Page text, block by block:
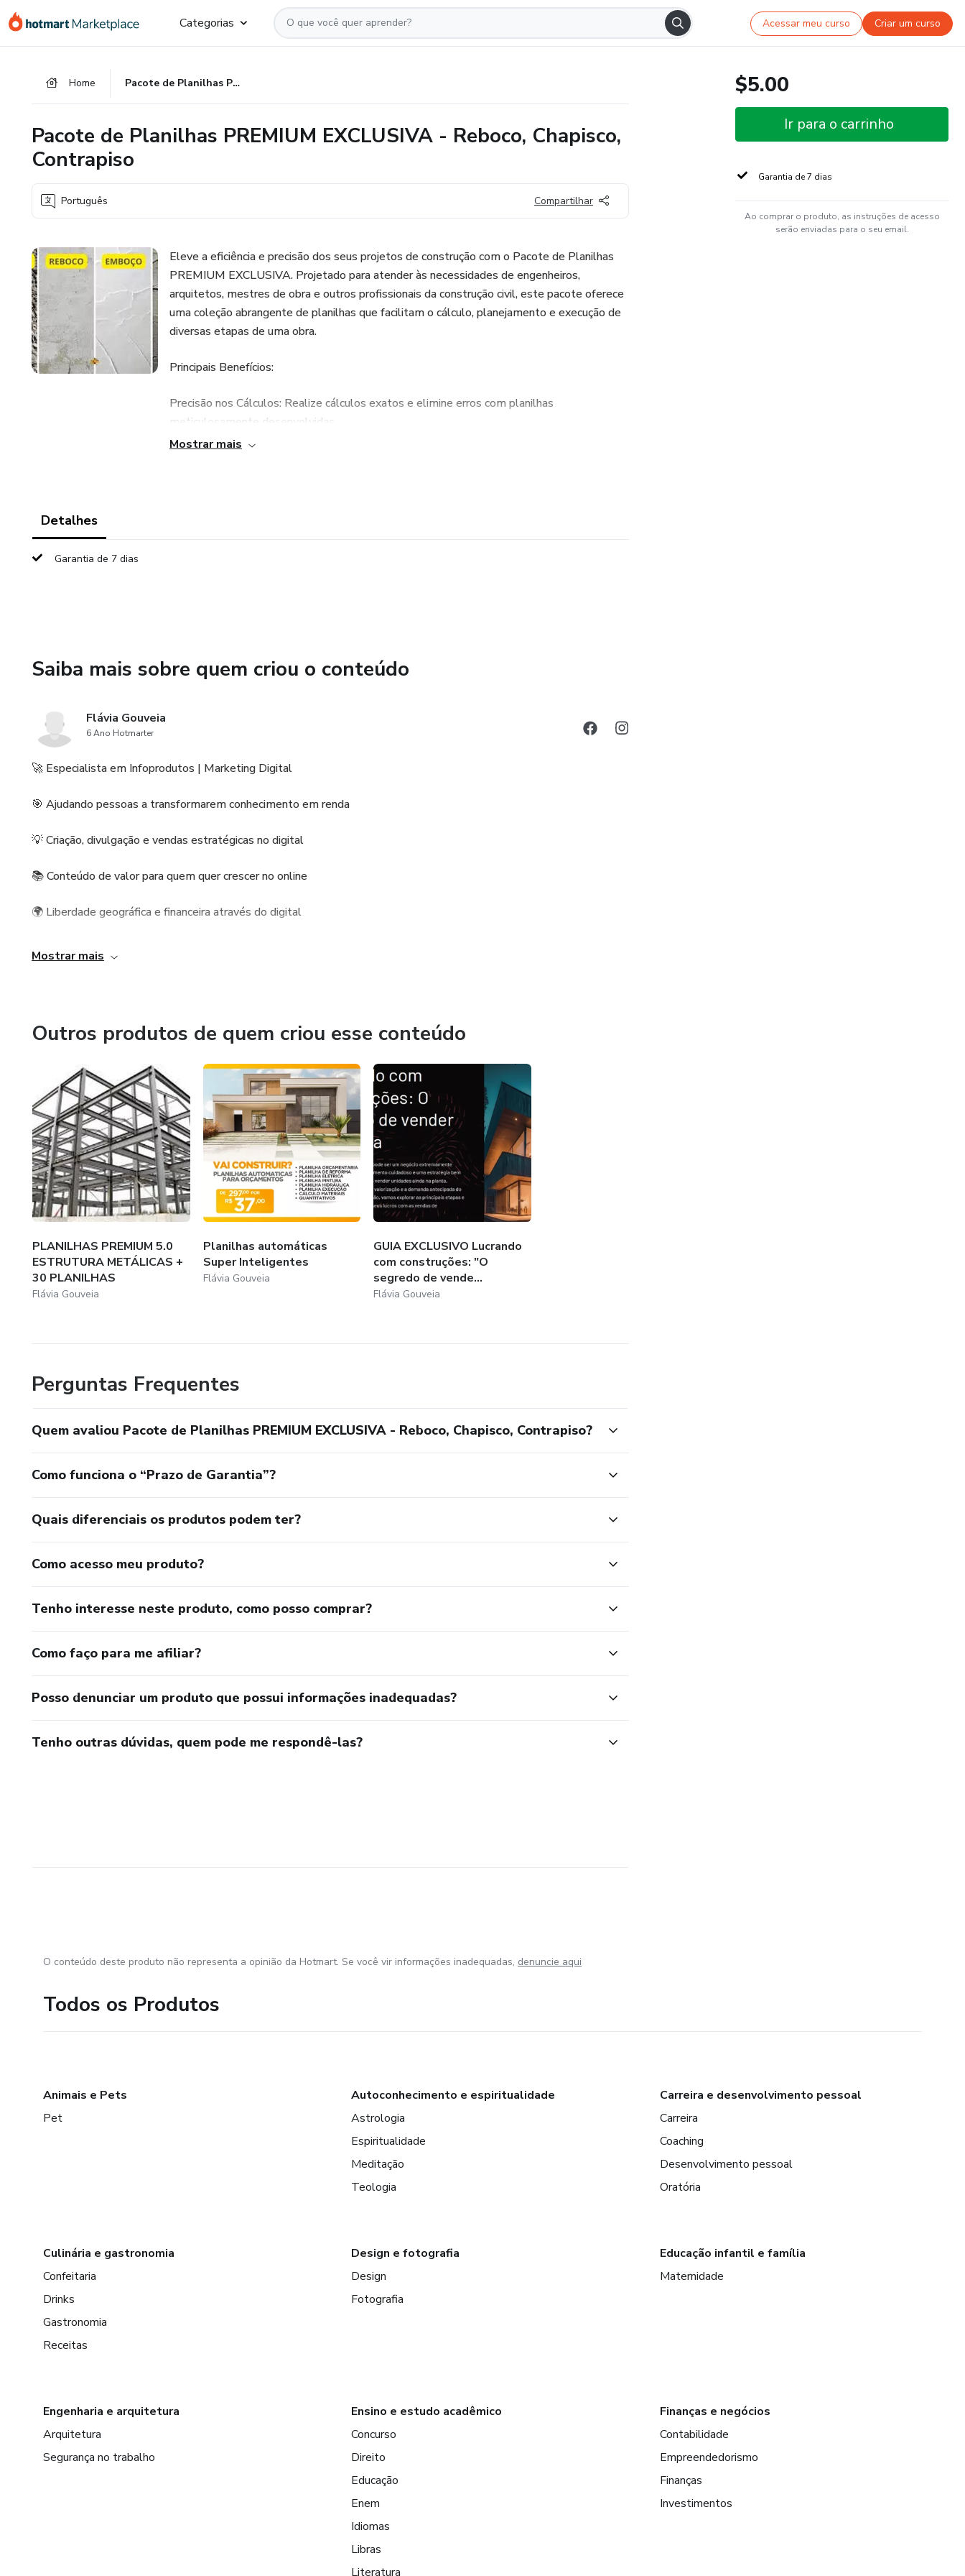
para
para
para
Categorias Acessar meu curso Criar um curso
Home Pacote de Planilhas PREMIUM EXCLUSIVA - Reboco, Chapisco, Contrapiso
Pacote de Planilhas PREMIUM EXCLUSIVA - Reboco, Chapisco,
Contrapiso
Português Compartilhar
Eleve a eficiência e precisão dos seus projetos de construção com o Pacote de Planilhas
PREMIUM EXCLUSIVA. Projetado para atender às necessidades de engenheiros,
arquitetos, mestres de obra e outros profissionais da construção civil, este pacote oferece
uma coleção abrangente de planilhas que facilitam o cálculo, planejamento e execução de
diversas etapas de uma obra.
Principais Benefícios:
Precisão nos Cálculos: Realize cálculos exatos e elimine erros com planilhas
meticulosamente desenvolvidas.
Mostrar mais
Detalhes
Garantia de 7 dias
Saiba mais sobre quem criou o conteúdo
Flávia Gouveia
6 Ano Hotmarter
🚀 Especialista em Infoprodutos | Marketing Digital
🎯 Ajudando pessoas a transformarem conhecimento em renda
💡 Criação, divulgação e vendas estratégicas no digital
📚 Conteúdo de valor para quem quer crescer no online
🌍 Liberdade geográfica e financeira através do digital
Acredito no poder da educação digital como ferramenta de transformação.
Vamos juntos nessa jornada rumo à liberdade e realização profissional!
Mostrar mais
Outros produtos de quem criou esse conteúdo
PLANILHAS PREMIUM 5.0
ESTRUTURA METÁLICAS +
30 PLANILHAS
Flávia Gouveia
Planilhas automáticas
Super Inteligentes
Flávia Gouveia
GUIA EXCLUSIVO Lucrando
com construções: "O
segredo de vende...
Flávia Gouveia
Perguntas Frequentes
Quem avaliou Pacote de Planilhas PREMIUM EXCLUSIVA - Reboco, Chapisco, Contrapiso?
Como funciona o “Prazo de Garantia”?
Quais diferenciais os produtos podem ter?
Como acesso meu produto?
Tenho interesse neste produto, como posso comprar?
Como faço para me afiliar?
Posso denunciar um produto que possui informações inadequadas?
Tenho outras dúvidas, quem pode me respondê-las?
$5.00
Ir para o carrinho
Garantia de 7 dias
Ao comprar o produto, as instruções de acesso
serão enviadas para o seu email.
O conteúdo deste produto não representa a opinião da Hotmart. Se você vir informações inadequadas, denuncie aqui
Todos os Produtos
Animais e Pets
Pet
Autoconhecimento e espiritualidade
Astrologia
Espiritualidade
Meditação
Teologia
Carreira e desenvolvimento pessoal
Carreira
Coaching
Desenvolvimento pessoal
Oratória
Culinária e gastronomia
Confeitaria
Drinks
Gastronomia
Receitas
Design e fotografia
Design
Fotografia
Educação infantil e família
Maternidade
Engenharia e arquitetura
Arquitetura
Segurança no trabalho
Ensino e estudo acadêmico
Concurso
Direito
Educação
Enem
Idiomas
Libras
Literatura
Finanças e negócios
Contabilidade
Empreendedorismo
Finanças
Investimentos